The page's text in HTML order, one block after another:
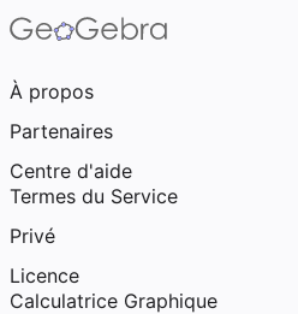
À propos
Partenaires
Centre d'aide
Termes du Service
Privé
Licence
Calculatrice Graphique